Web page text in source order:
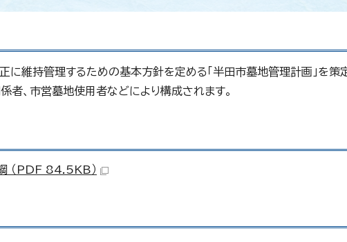
に維持管理するための基本方針を定める「半田市墓地管理計画」を策
者、市営墓地使用者などにより構成されます。
（PDF 84.5KB）